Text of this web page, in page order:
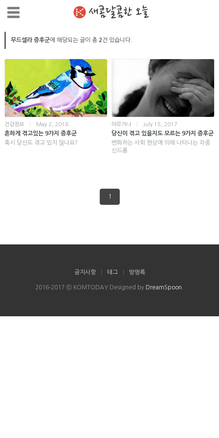
새콤달콤한 오늘
무드셀라 증후군에 해당되는 글이 총 2건 있습니다.
건강정보 May 2, 2018
흔하게 겪고있는 9가지 증후군
혹시 당신도 겪고 있지 않나요?
아무거나 July 15, 2017
당신이 겪고 있을지도 모르는 9가지 증후군
변화하는 사회 현상에 의해 나타나는 각종
신드롬.
1
공지사항 태그 방명록
2016-2017 ⓒ KOMTODAY Designed by DreamSpoon